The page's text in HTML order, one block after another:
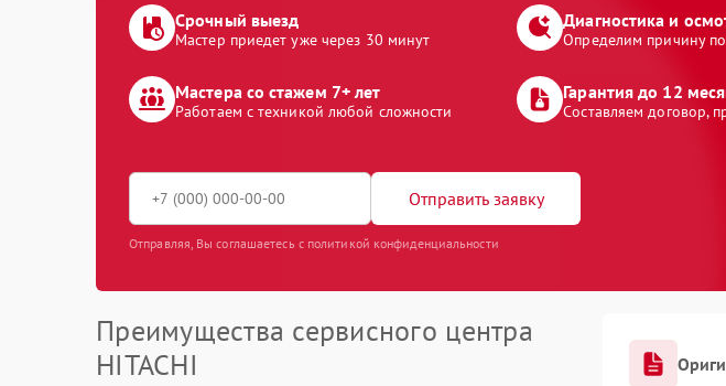
Срочный выезд
Мастер приедет уже через 30 минут
Диагностика и
Определим причину
Мастера со стажем 7+ лет
Работаем с техникой любой сложности
Гарантия до 12
Составляем договор,
Отправить заявку
Отправляя, Вы соглашаетесь с политикой конфиденциальности
Преимущества сервисного центра
HITACHI